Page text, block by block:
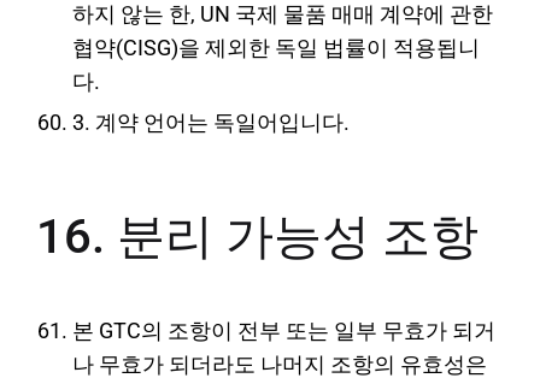
하지 않는 한, UN 국제 물품 매매 계약에 관한
협약(CISG)을 제외한 독일 법률이 적용됩니
다.
3. 계약 언어는 독일어입니다.
16. 분리 가능성 조항
본 GTC의 조항이 전부 또는 일부 무효가 되거
나 무효가 되더라도 나머지 조항의 유효성은